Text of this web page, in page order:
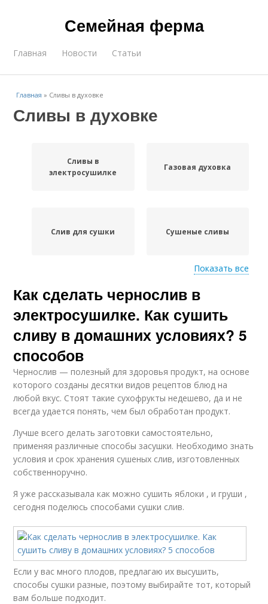
Семейная ферма
Главная Новости Статьи
Главная » Сливы в духовке
Сливы в духовке
Сливы в
электросушилке
Газовая духовка
Слив для сушки Сушеные сливы
Слив в сушилке Сливы по правилам
Показать все
Как сделать чернослив в
электросушилке. Как сушить
сливу в домашних условиях? 5
способов
Чернослив — полезный для здоровья продукт, на основе
которого созданы десятки видов рецептов блюд на
любой вкус. Стоят такие сухофрукты недешево, да и не
всегда удается понять, чем был обработан продукт.
Лучше всего делать заготовки самостоятельно,
применяя различные способы засушки. Необходимо знать
условия и срок хранения сушеных слив, изготовленных
собственноручно.
Я уже рассказывала как можно сушить яблоки , и груши ,
сегодня поделюсь способами сушки слив.
Если у вас много плодов, предлагаю их высушить,
способы сушки разные, поэтому выбирайте тот, который
вам больше подходит.